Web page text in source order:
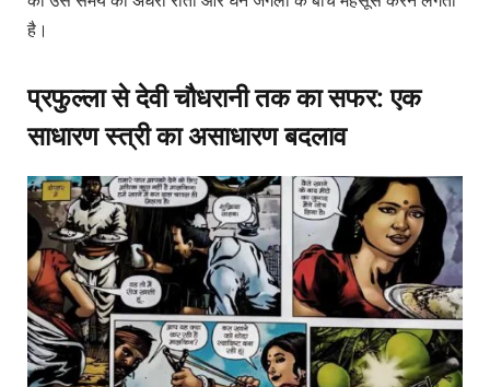
है।
प्रफुल्ला से देवी चौधरानी तक का सफर: एक
साधारण स्त्री का असाधारण बदलाव